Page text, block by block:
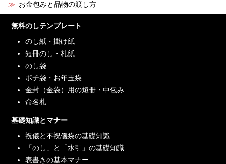
お金包みと品物の渡し方
無料のしテンプレート
のし紙・掛け紙
短冊のし・札紙
のし袋
ポチ袋・お年玉袋
金封（金袋）用の短冊・中包み
命名札
基礎知識とマナー
祝儀と不祝儀袋の基礎知識
「のし」と「水引」の基礎知識
表書きの基本マナー